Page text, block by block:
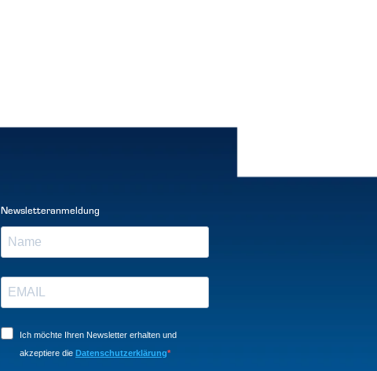
Newsletteranmeldung
Ich möchte Ihren Newsletter erhalten und
akzeptiere die Datenschutzerklärung